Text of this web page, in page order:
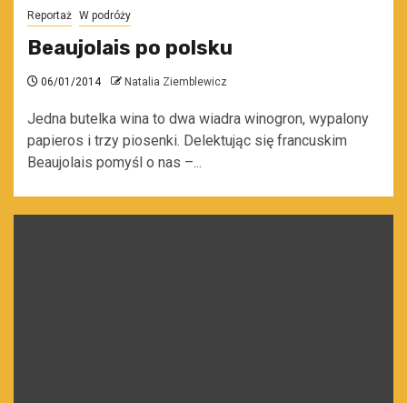
Reportaż W podróży
Beaujolais po polsku
06/01/2014 Natalia Ziemblewicz
Jedna butelka wina to dwa wiadra winogron, wypalony
papieros i trzy piosenki. Delektując się francuskim
Beaujolais pomyśl o nas –...